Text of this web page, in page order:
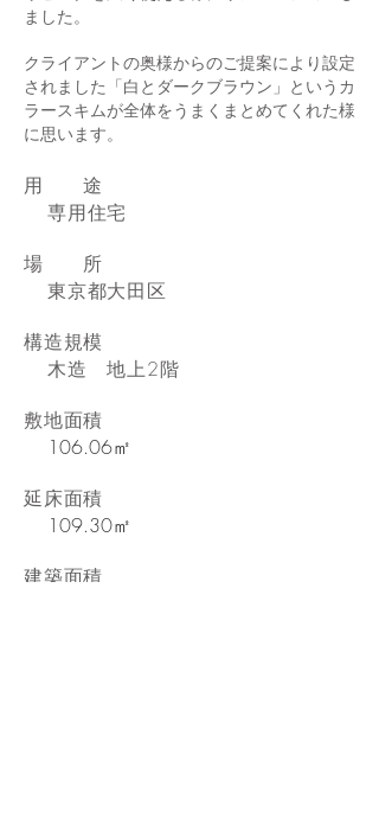
ました。
クライアントの奥様からのご提案により設定
されました「白と ダークブラウン」というカ
ラースキムが全体をうまくまとめてくれた様
に思います。
​用 途
専用住宅
場 所
東京都大田区
構造規模
木造 地上2階
敷地面積
106.06㎡
延床面積
109.30㎡
建築面積